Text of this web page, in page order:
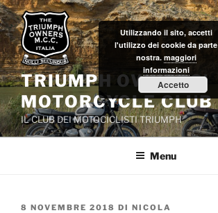
Salta
al
contenuto
TRIUMPH OWNERS'
MOTORCYCLE CLUB
IL CLUB DEI MOTOCICLISTI TRIUMPH
Menu
PUBBLICATO
8 NOVEMBRE 2018 DI NICOLA
Utilizzando il sito, accetti
l'utilizzo dei cookie da parte
nostra. maggiori
informazioni
Accetto